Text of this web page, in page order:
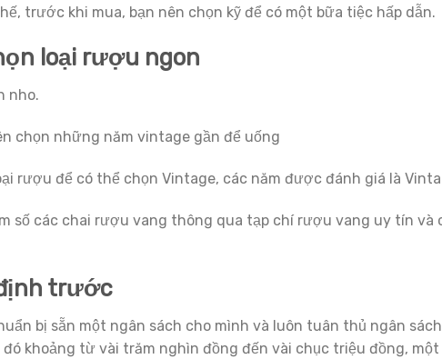
trước khi mua, bạn nên chọn kỹ để có một bữa tiệc hấp dẫn.
loại rượu ngon
nho.
chọn những năm vintage gần để uống
rượu để có thể chọn Vintage, các năm được đánh giá là
số các chai rượu vang thông qua tạp chí rượu vang uy tín và
trước
bị sẵn một ngân sách cho mình và luôn tuân thủ ngân
khoảng từ vài trăm nghìn đồng đến vài chục triệu đồng, một